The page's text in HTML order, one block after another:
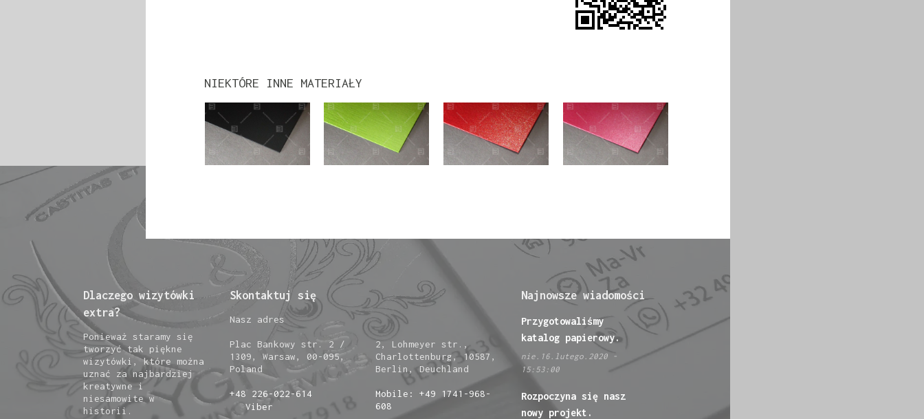
NIEKTÓRE INNE MATERIAŁY
Dlaczego wizytówki
extra?
Ponieważ staramy się
tworzyć tak piękne
wizytówki, które można
uznać za najbardziej
kreatywne i
niesamowite w
historii.
Skontaktuj się
Nasz adres
Plac Bankowy str. 2 /
1309, Warsaw, 00-095,
Poland
+48 226-022-614
Viber
2, Lohmeyer str.,
Charlottenburg, 10587,
Berlin, Deuchland
Mobile: +49 1741-968-
608
Najnowsze wiadomości
Przygotowaliśmy
katalog papierowy.
nie.16.lutego.2020 -
15:53:00
Rozpoczyna się nasz
nowy projekt.